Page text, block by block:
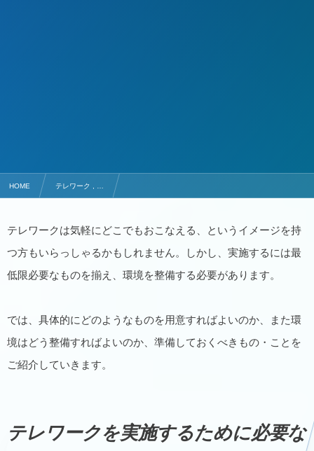
HOME テレワーク , …
テレワークは気軽にどこでもおこなえる、というイメージを持
つ方もいらっしゃるかもしれません。しかし、実施するには最
低限必要なものを揃え、環境を整備する必要があります。
では、具体的にどのようなものを用意すればよいのか、また環
境はどう整備すればよいのか、準備しておくべきもの・ことを
ご紹介していきます。
テレワークを実施するために必要な